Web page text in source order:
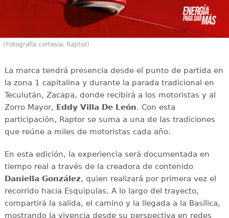
(Fotografía cortesía: Raptor)
La marca tendrá presencia desde el punto de partida en
la zona 1 capitalina y durante la parada tradicional en
Teculután, Zacapa, donde recibirá a los motoristas y al
Zorro Mayor, Eddy Villa De León. Con esta
participación, Raptor se suma a una de las tradiciones
que reúne a miles de motoristas cada año.
En esta edición, la experiencia será documentada en
tiempo real a través de la creadora de contenido
Daniella González, quien realizará por primera vez el
recorrido hacia Esquipulas. A lo largo del trayecto,
compartirá la salida, el camino y la llegada a la Basílica,
mostrando la vivencia desde su perspectiva en redes